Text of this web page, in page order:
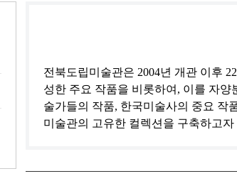
전북도립미술관은 2004년 개관 이후
성한 주요 작품을 비롯하여, 이를 자양
술가들의 작품, 한국미술사의 중요 작
미술관의 고유한 컬렉션을 구축하고자